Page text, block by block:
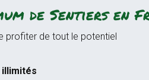
de Sentiers en
profiter de tout le potentiel
illimités